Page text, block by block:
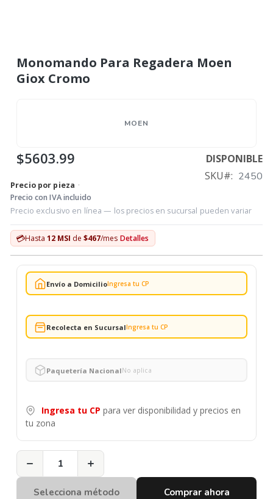
Monomando Para Regadera Moen
Giox Cromo
MOEN
$5603.99
DISPONIBLE
SKU
2450
Precio por pieza ·
Precio con IVA incluido
Precio exclusivo en línea — los precios en sucursal pueden variar
💳Hasta 12 MSI de $467/mes Detalles
Envío a DomicilioIngresa tu CP
Recolecta en SucursalIngresa tu CP
Paquetería NacionalNo aplica
Ingresa tu CP para ver disponibilidad y precios en
tu zona
− +
Selecciona método Comprar ahora